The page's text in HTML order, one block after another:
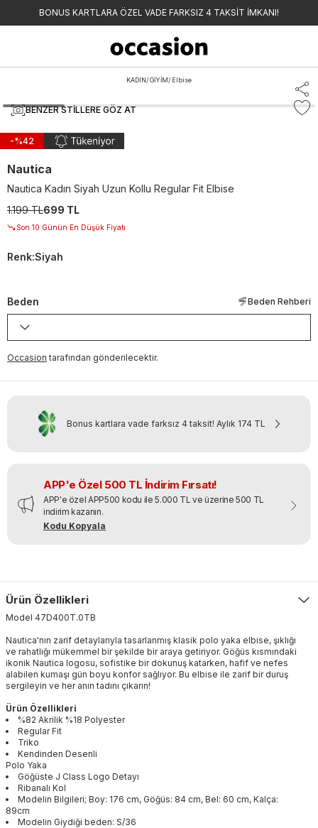
BONUS KARTLARA ÖZEL VADE FARKSIZ 4 TAKSİT İMKANI!
KADIN/GİYİM/ Elbise
BENZER STILLERE GÖZ AT
-%42
Nautica
Nautica Kadın Siyah Uzun Kollu Regular Fit Elbise
1.199 TL699 TL
Son 10 Günün En Düşük Fiyatı
Renk:Siyah
Beden Beden Rehberi
Occasion tarafından gönderilecektir.
Bonus kartlara vade farksız 4 taksit! Aylık 174 TL
APP'e Özel 500 TL İndirim Fırsatı!
APP'e özel APP500 kodu ile 5.000 TL ve üzerine 500 TL
indirim kazanın.
Kodu Kopyala
Ürün Özellikleri
Model 47D400T.0TB
Nautica'nın zarif detaylarıyla tasarlanmış klasik polo yaka elbise, şıklığı
ve rahatlığı mükemmel bir şekilde bir araya getiriyor. Göğüs kısmındaki
ikonik Nautica logosu, sofistike bir dokunuş katarken, hafif ve nefes
alabilen kumaşı gün boyu konfor sağlıyor. Bu elbise ile zarif bir duruş
sergileyin ve her anın tadını çıkarın!
Ürün Özellikleri
%82 Akrilik %18 Polyester
Regular Fit
Triko
Kendinden Desenli
Polo Yaka
Göğüste J Class Logo Detayı
Ribanalı Kol
Modelin Bilgileri; Boy: 176 cm, Göğüs: 84 cm, Bel: 60 cm, Kalça:
89cm
Modelin Giydiği beden: S/36